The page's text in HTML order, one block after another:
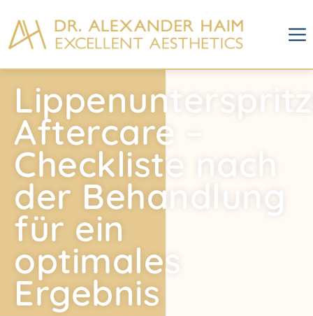
Aftercare –
Checkliste nach
der Behandlung
für ein
optimales
Ergebnis